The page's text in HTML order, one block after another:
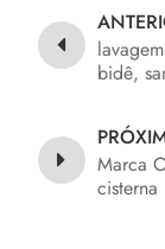
bidê,
Marca
cisterna